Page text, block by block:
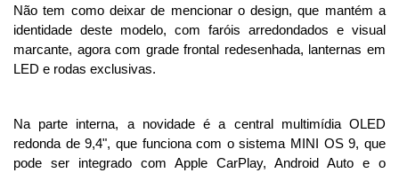
Não tem como deixar de mencionar o design, que mantém a
identidade deste modelo, com faróis arredondados e visual
marcante, agora com grade frontal redesenhada, lanternas em
LED e rodas exclusivas.
Na parte interna, a novidade é a central multimídia OLED
redonda de 9,4", que funciona com o sistema MINI OS 9, que
pode ser integrado com Apple CarPlay, Android Auto e o